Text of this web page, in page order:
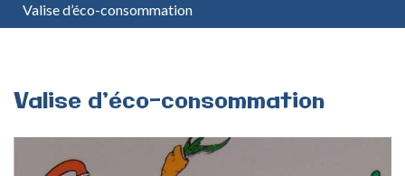
Valise d’éco-consommation
Valise d’éco-consommation